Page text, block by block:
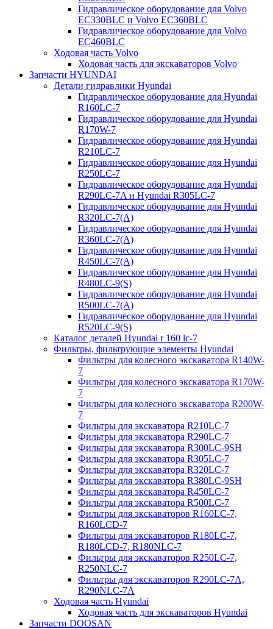
Гидравлическое оборудование для Volvo
EC330BLC и Volvo EC360BLC
Гидравлическое оборудование для Volvo
EC460BLC
Ходовая часть Volvo
Ходовая часть для экскаваторов Volvo
Запчасти HYUNDAI
Детали гидравлики Hyundai
Гидравлическое оборудование для Hyundai
R160LC-7
Гидравлическое оборудование для Hyundai
R170W-7
Гидравлическое оборудование для Hyundai
R210LC-7
Гидравлическое оборудование для Hyundai
R250LC-7
Гидравлическое оборудование для Hyundai
R290LC-7A и Hyundai R305LC-7
Гидравлическое оборудование для Hyundai
R320LC-7(A)
Гидравлическое оборудование для Hyundai
R360LC-7(A)
Гидравлическое оборудование для Hyundai
R450LC-7(A)
Гидравлическое оборудование для Hyundai
R480LC-9(S)
Гидравлическое оборудование для Hyundai
R500LC-7(A)
Гидравлическое оборудование для Hyundai
R520LC-9(S)
Каталог деталей Hyundai r 160 lc-7
Фильтры, фильтрующие элементы Hyundai
Фильтры для колесного экскаватора R140W-
7
Фильтры для колесного экскаватора R170W-
7
Фильтры для колесного экскаватора R200W-
7
Фильтры для экскаватора R210LC-7
Фильтры для экскаватора R290LC-7
Фильтры для экскаватора R300LC-9SH
Фильтры для экскаватора R305LC-7
Фильтры для экскаватора R320LC-7
Фильтры для экскаватора R380LC-9SH
Фильтры для экскаватора R450LC-7
Фильтры для экскаватора R500LC-7
Фильтры для экскаваторов R160LC-7,
R160LCD-7
Фильтры для экскаваторов R180LC-7,
R180LCD-7, R180NLC-7
Фильтры для экскаваторов R250LC-7,
R250NLC-7
Фильтры для экскаваторов R290LC-7A,
R290NLC-7A
Ходовая часть Hyundai
Ходовая часть для экскаваторов Hyundai
Запчасти DOOSAN